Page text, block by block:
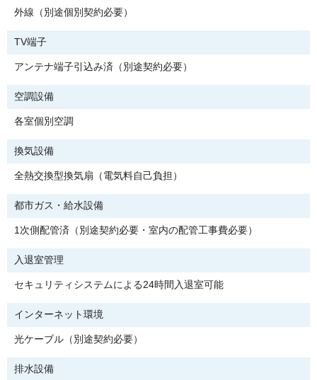
外線（別途個別契約必要）
TV端子
アンテナ端子引込み済（別途契約必要）
空調設備
各室個別空調
換気設備
全熱交換型換気扇（電気料自己負担）
都市ガス・給水設備
1次側配管済（別途契約必要・室内の配管工事費必要）
入退室管理
セキュリティシステムによる24時間入退室可能
インターネット環境
光ケーブル（別途契約必要）
排水設備